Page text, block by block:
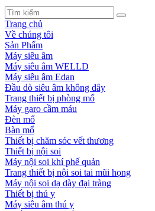
Trang chủ
Về chúng tôi
Sản Phẩm
Máy siêu âm
Máy siêu âm WELLD
Máy siêu âm Edan
Đầu dò siêu âm không dây
Trang thiết bị phòng mổ
Máy garo cầm máu
Đèn mổ
Bàn mổ
Thiết bị chăm sóc vết thương
Thiết bị nội soi
Máy nội soi khí phế quản
Trang thiết bị nội soi tai mũi họng
Máy nội soi dạ dày đại tràng
Thiết bị thú y
Máy siêu âm thú y